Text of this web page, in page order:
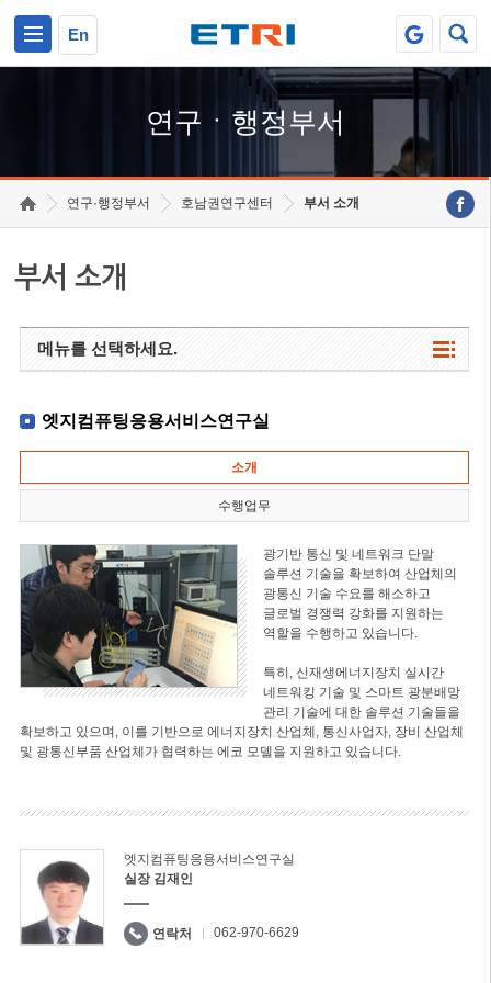
En
연구ㆍ행정부서
연구·행정부서 호남권연구센터 부서 소개
부서 소개
메뉴를 선택하세요.
엣지컴퓨팅응용서비스연구실
소개
수행업무
광기반 통신 및 네트워크 단말
솔루션 기술을 확보하여 산업체의
광통신 기술 수요를 해소하고
글로벌 경쟁력 강화를 지원하는
역할을 수행하고 있습니다.
특히, 신재생에너지장치 실시간
네트워킹 기술 및 스마트 광분배망
관리 기술에 대한 솔루션 기술들을
확보하고 있으며, 이를 기반으로 에너지장치 산업체, 통신사업자, 장비 산업체
및 광통신부품 산업체가 협력하는 에코 모델을 지원하고 있습니다.
엣지컴퓨팅응용서비스연구실
실장 김재인
연락처 062-970-6629